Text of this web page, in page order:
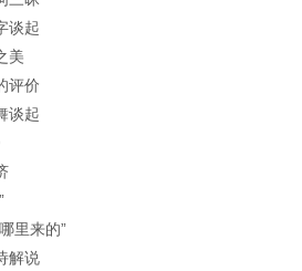
谈起
美
评价
谈起
里来的”
解说